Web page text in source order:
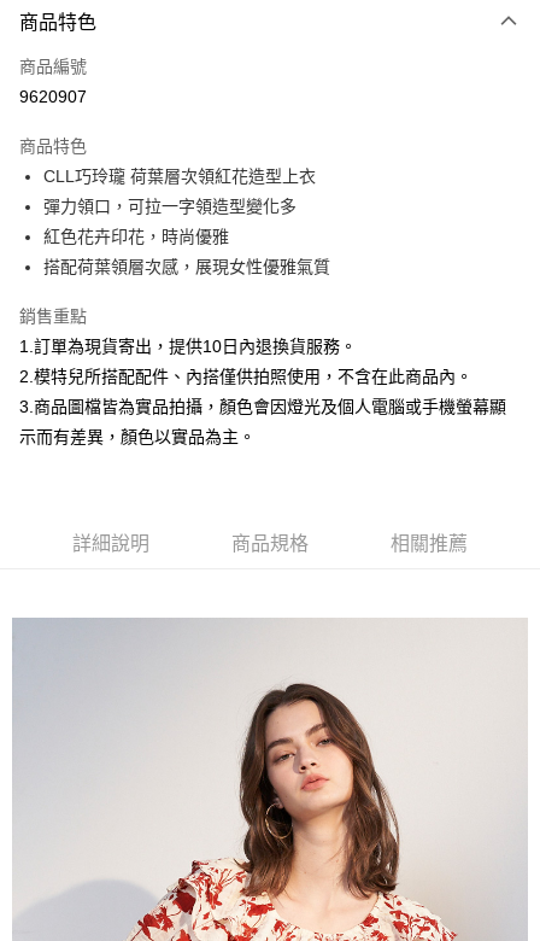
信用卡一次付款
信用卡分期付款
合作金庫商業銀行
華南商業銀行
彰化商業銀行
上海商業儲蓄銀行
台北富邦商業銀行
國泰世華商業銀行
臺灣中小企業銀行
台中商業銀行
聯邦商業銀行
元大商業銀行
永豐商業銀行
台新國際商業銀行
中國信託商業銀行
台灣樂天信用卡公司
超商取貨付款
LINE Pay
Apple Pay
悠遊付
Google Pay
大哥付你分期
2.付款方式選擇「大哥付你分期」，訂單成立後會自動跳轉到大哥付的交易
流程，驗證手機門號後，選擇欲分期的期數、繳款截止日，確認付款後即完
4.訂單成立30分鐘內，如未前往確認交易或遇審核未通過，訂單將自動取
1.分期款項不併入電信帳單，「大哥付你分期」於每月結算日後寄送繳費提
2.透過簡訊連結打開帳單後，可選擇「超商條碼／台灣大直營門市／銀行轉
帳／街口支付／iPASS MONEY」等通路繳費。
1.本服務係由「台灣大哥大股份有限公司」（以下簡稱本公司）所提供，讓
用戶於交易時，得透過本服務購買商品或服務，並由商店將買賣／分期付款
買賣價金債權讓與本公司後，依約使用本公司帳單繳交帳款。
2.基於同意付款使用「大哥付你分期」之契約關係目的，商店將以您的個人
資料（包含姓名、電話或地址）提供予台灣大哥大進項蒐集、處理及利用，
相關說明
１．於結帳方式選擇「AFTEE先享後付」後，將跳轉至「AFTEE先享後付」
結帳頁面，進行簡訊認證並確認金額後，即可完成結帳。
２．訂單成立數日內，您將收到繳費通知簡訊。
３．收到繳費通知簡訊後14天內，點擊此簡訊中的連結，可透過四大超商／
ATM／網路銀行／等多元方式進行付款，方視為交易完成。
※ 請注意：結帳手續完成當下不需立刻繳費，但若您需要取消訂單，請聯絡
購買商品的店家。未經商家同意取消之訂單仍視為有效，需透過AFTEE先享
後付繳納相關費用。
※ 交易是否成功請以「AFTEE先享後付 」之結帳頁面顯示為準，若有關於
是否繳費成功／繳費後需取消欲退款等相關疑問，請聯繫「AFTEE先享後付
每筆NT$120，滿NT$2,000(含以上)免運費
每筆NT$120，滿NT$2,000(含以上)免運費
每筆NT$120，滿NT$2,000(含以上)免運費
商品特色
商品編號
9620907
商品特色
CLL巧玲瓏 荷葉層次領紅花造型上衣
彈力領口，可拉一字領造型變化多
紅色花卉印花，時尚優雅
搭配荷葉領層次感，展現女性優雅氣質
銷售重點
1.訂單為現貨寄出，提供10日內退換貨服務。
2.模特兒所搭配配件、內搭僅供拍照使用，不含在此商品內。
3.商品圖檔皆為實品拍攝，顏色會因燈光及個人電腦或手機螢幕顯
示而有差異，顏色以實品為主。
詳細說明 商品規格 相關推薦